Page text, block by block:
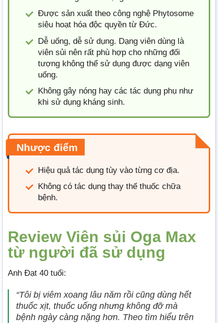
Được sản xuất theo công nghệ Phytosome
siêu hoạt hóa độc quyền từ Đức.
Dễ uống, dễ sử dụng. Dạng viên dùng là
viên sủi nên rất phù hợp cho những đối
tượng không thể sử dụng được dạng viên
uống.
Không gây nóng hay các tác dụng phụ như
khi sử dụng kháng sinh.
Nhược điểm
Hiệu quả tác dụng tùy vào từng cơ địa.
Không có tác dụng thay thế thuốc chữa
bệnh.
Review Viên sủi Oga Max
từ người đã sử dụng
Anh Đạt 40 tuổi:
“Tôi bị viêm xoang lâu năm rồi cũng dùng hết
thuốc xịt, thuốc uống nhưng không đỡ mà
bệnh ngày càng nặng hơn. Theo tìm hiểu trên